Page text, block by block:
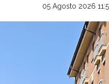
05 Agosto 2026